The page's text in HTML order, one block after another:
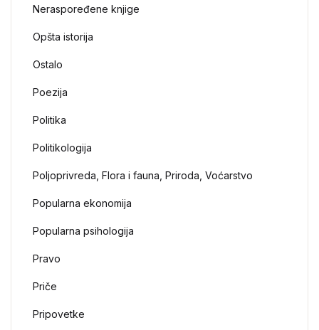
Neraspoređene knjige
Opšta istorija
Ostalo
Poezija
Politika
Politikologija
Poljoprivreda, Flora i fauna, Priroda, Voćarstvo
Popularna ekonomija
Popularna psihologija
Pravo
Priče
Pripovetke